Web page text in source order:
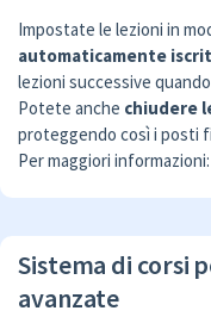
Impostate le lezioni in
automaticamente
lezioni successive
Potete anche chiudere
proteggendo così i posti
Per maggiori informazioni:
Sistema di corsi
avanzate